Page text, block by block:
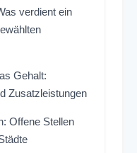
verdient ein
Gehalt:
Zusatzleistungen
Offene Stellen